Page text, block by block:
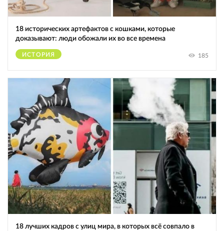
18 исторических артефактов с кошками, которые
доказывают: люди обожали их во все времена
ИСТОРИЯ 185
18 лучших кадров с улиц мира, в которых всё совпало в